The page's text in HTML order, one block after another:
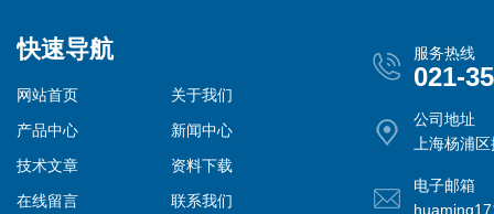
快速导航
网站首页
关于我们
产品中心
新闻中心
技术文章
资料下载
在线留言
联系我们
服务热线
021-
公司地址
上海杨浦
电子邮箱